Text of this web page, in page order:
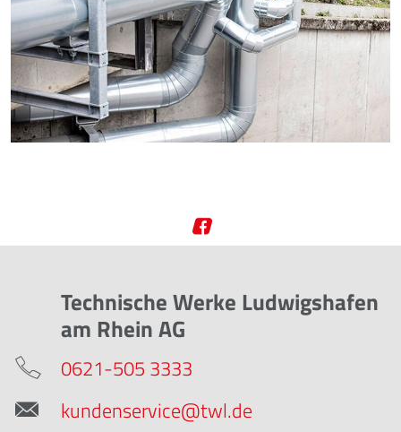
Technische Werke Ludwigshafen
am Rhein AG
0621-505 3333
kundenservice@twl.de